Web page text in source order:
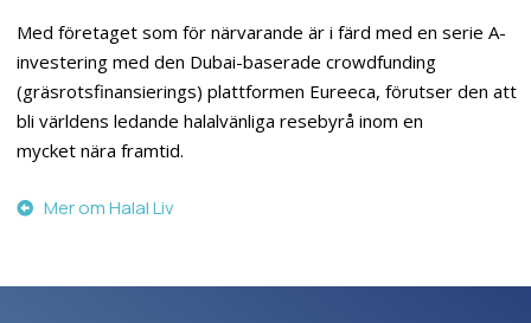
Med företaget som för närvarande är i färd med en serie A-
investering med den Dubai-baserade crowdfunding
(gräsrotsfinansierings) plattformen Eureeca, förutser den att
bli världens ledande halalvänliga resebyrå inom en
mycket nära framtid.
Mer om Halal Liv